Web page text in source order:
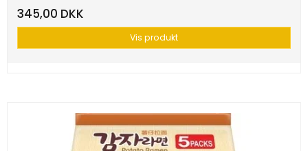
345,00 DKK
Vis produkt